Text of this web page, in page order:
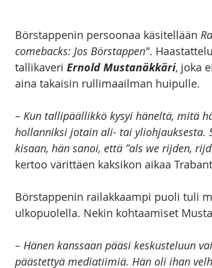
Börstappenin persoonaa käsitellään
comebacks: Jos Börstappen".
tallikaveri Ernold Mustanäkkäri, joka
aina takaisin rullimaailman huipulle.
– Kun tallipäällikkö kysyi häneltä, mitä
hollanniksi jotain ali- tai yliohjauksesta.
kisaan, hän sanoi, että ”als we rijden,
kertoo värittäen kaksikon aikaa
Börstappenin railakkaampi puoli tuli
ulkopuolella. Nekin kohtaamiset
– Hänen kanssaan pääsi keskusteluun
päästettyä mediatiimiä. Hän oli ihan